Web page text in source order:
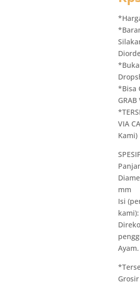
*Bisa
VIA
Kami)
mm
Isi
Ayam.